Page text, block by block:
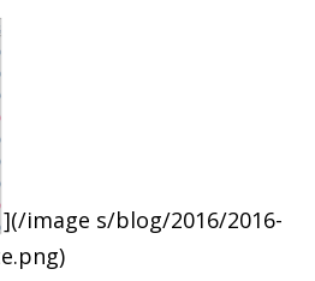
](/image s/blog/2016/2016-